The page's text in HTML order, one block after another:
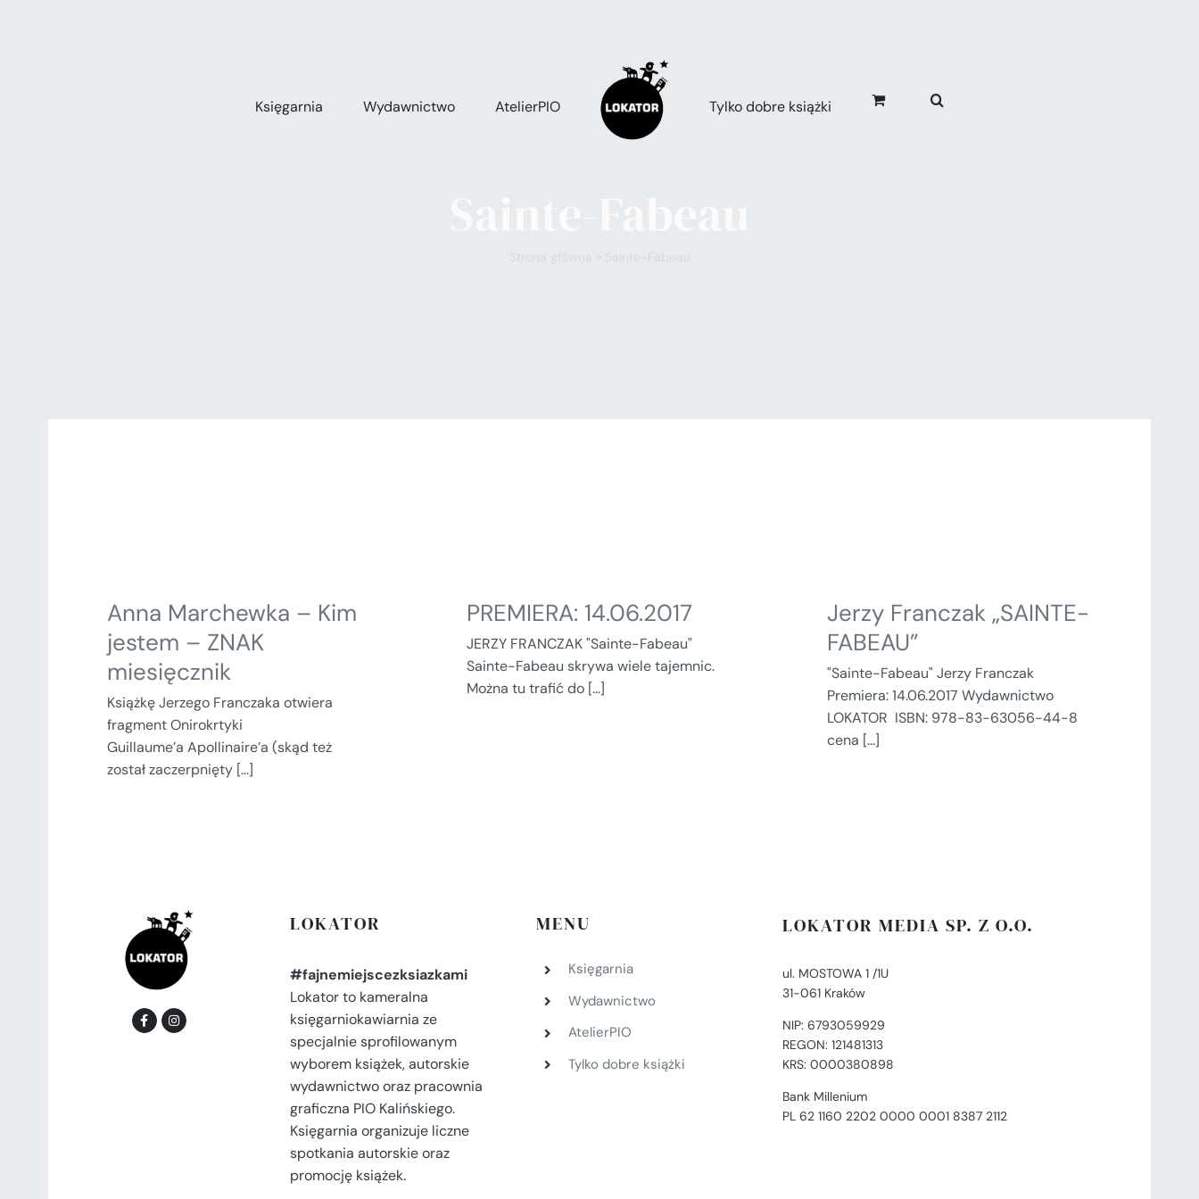
Księgarnia
Wydawnictwo AtelierPIO Tylko dobre książki
Anna Marchewka – Kim
jestem – ZNAK
miesięcznik
Książkę Jerzego Franczaka otwiera
fragment Onirokrtyki
Guillaume’a Apollinaire’a (skąd też
został zaczerpnięty [...]
PREMIERA: 14.06.2017
JERZY FRANCZAK "Sainte-Fabeau"
Sainte-Fabeau skrywa wiele tajemnic.
Można tu trafić do [...]
Jerzy Franczak „SAINTE-
FABEAU”
"Sainte-Fabeau" Jerzy Franczak
Premiera: 14.06.2017 Wydawnictwo
LOKATOR ISBN: 978-83-63056-44-8
cena [...]
LOKATOR
#fajnemiejscezksiazkami
Lokator to kameralna
księgarniokawiarnia ze
specjalnie sprofilowanym
wyborem książek, autorskie
wydawnictwo oraz pracownia
graficzna PIO Kalińskiego.
Księgarnia organizuje liczne
spotkania autorskie oraz
promocję książek.
MENU
Księgarnia
Wydawnictwo
AtelierPIO
Tylko dobre książki
LOKATOR MEDIA SP. Z O.O.
ul. MOSTOWA 1 /1U
31-061 Kraków
NIP: 6793059929
REGON: 121481313
KRS: 0000380898
Bank Millenium
PL 62 1160 2202 0000 0001 8387 2112